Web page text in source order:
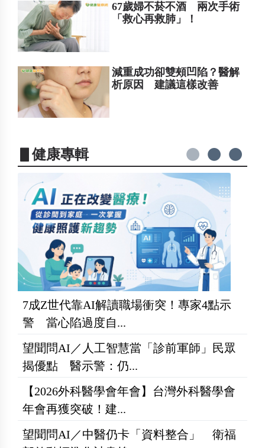
67歲婦不菸不酒 兩次手術
「救心再救肺」！
減重成功卻雙頰凹陷？醫解
析原因 建議這樣改善
▋健康專輯
7成Z世代靠AI解讀職場衝突！專家4點示
警 當心陷過度自...
望聞問AI／人工智慧當「診前軍師」民眾
揭優點 醫示警：仍...
【2026外科醫學會年會】台灣外科醫學會
年會再獲突破！建...
望聞問AI／中醫仍卡「資料整合」 衛福